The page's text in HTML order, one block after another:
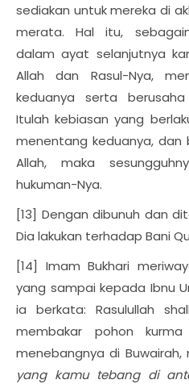
sediakan untuk mereka di
merata. Hal itu,
dalam ayat selanjutnya
Allah dan Rasul-Nya,
keduanya serta berusaha
Itulah kebiasan yang
menentang keduanya,
Allah, maka
hukuman-Nya.
[13] Dengan dibunuh dan
Dia lakukan terhadap Bani
[14] Imam Bukhari
yang sampai kepada Ibnu
ia berkata: Rasulullah
membakar pohon
menebangnya di Buwairah,
yang kamu tebang di